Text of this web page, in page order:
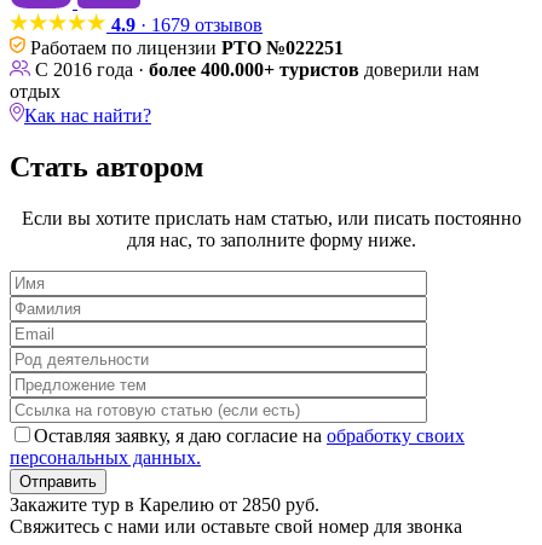
4.9 · 1679 отзывов
Работаем по лицензии РТО №022251
С 2016 года · более 400.000+ туристов доверили нам
отдых
Как нас найти?
Стать автором
Если вы хотите прислать нам статью, или писать постоянно
для нас, то заполните форму ниже.
Оставляя заявку, я даю согласие на обработку своих
персональных данных.
Закажите тур в Карелию от 2850 руб.
Свяжитесь с нами или оставьте свой номер для звонка